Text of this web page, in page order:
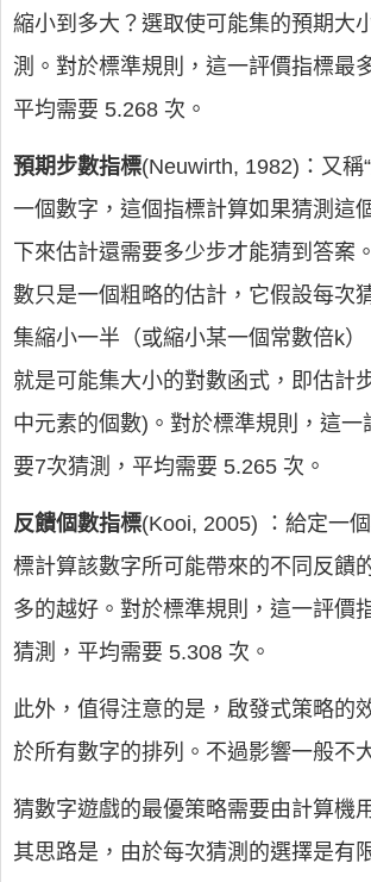
縮小到多大？選取使可能集的預期大
測。對於標準規則，這一評價指標最
平均需要 5.268 次。
預期步數指標(Neuwirth, 1982)：又稱
一個數字，這個指標計算如果猜測這
下來估計還需要多少步才能猜到答案
數只是一個粗略的估計，它假設每次
集縮小一半（或縮小某一個常數倍k
就是可能集大小的對數函式，即估計
中元素的個數)。對於標準規則，這一
要7次猜測，平均需要 5.265 次。
反饋個數指標(Kooi, 2005) ：給定一
標計算該數字所可能帶來的不同反饋
多的越好。對於標準規則，這一評價
猜測，平均需要 5.308 次。
此外，值得注意的是，啟發式策略的
於所有數字的排列。不過影響一般不
猜數字遊戲的最優策略需要由計算機
其思路是，由於每次猜測的選擇是有